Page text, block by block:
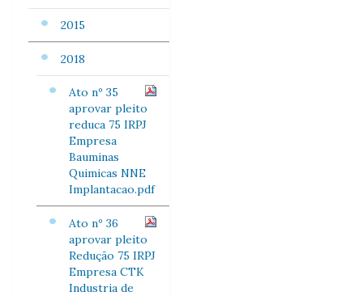
2015
2018
Ato nº 35
aprovar pleito
reduca 75 IRPJ
Empresa
Bauminas
Quimicas NNE
Implantacao.pdf
Ato nº 36
aprovar pleito
Redução 75 IRPJ
Empresa CTK
Industria de